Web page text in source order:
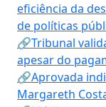
eficiência da
de políticas
🔗Tribunal
apesar do
🔗Aprovada
Margareth